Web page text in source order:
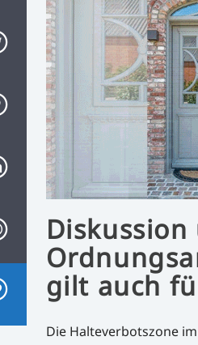
gilt auch
Die Halteverbotszone